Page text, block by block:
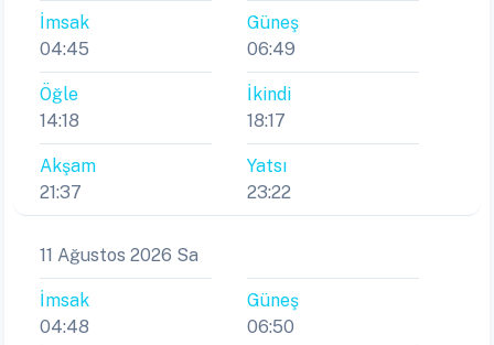
İmsak
04:45
Güneş
06:49
Öğle
14:18
İkindi
18:17
Akşam
21:37
Yatsı
23:22
11 Ağustos 2026 Sa
İmsak
04:48
Güneş
06:50